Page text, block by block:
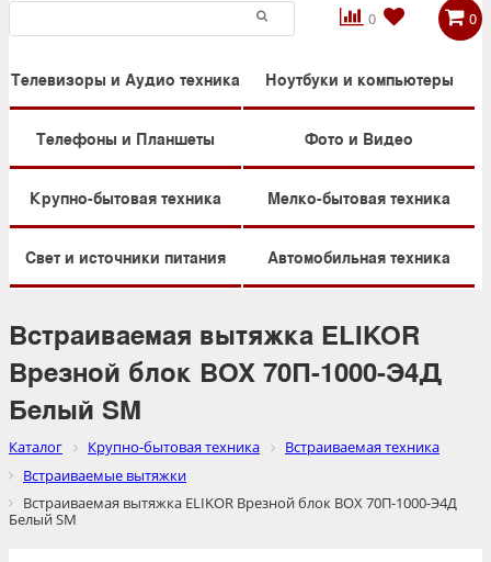
0

 0
Телевизоры и Аудио техника Ноутбуки и компьютеры
Телефоны и Планшеты Фото и Видео
Крупно-бытовая техника Мелко-бытовая техника
Свет и источники питания Автомобильная техника
Встраиваемая вытяжка ELIKOR
Врезной блок BOX 70П-1000-Э4Д
Белый SM
Каталог Крупно-бытовая техника
Встраиваемая техника
Встраиваемые вытяжки
Встраиваемая вытяжка ELIKOR Врезной блок BOX 70П-1000-Э4Д
Белый SM